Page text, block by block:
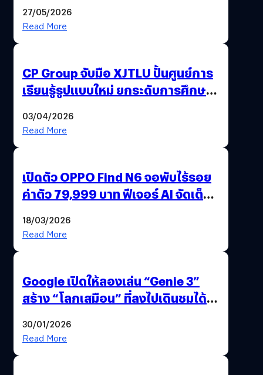
27/05/2026
Read More
CP Group จับมือ XJTLU ปั้นศูนย์การ
เรียนรู้รูปแบบใหม่ ยกระดับการศึกษา
03/04/2026
Read More
เปิดตัว OPPO Find N6 จอพับไร้รอย
ค่าตัว 79,999 บาท ฟีเจอร์ AI จัดเต็ม
18/03/2026
Read More
Google เปิดให้ลองเล่น “Genie 3”
สร้าง “โลกเสมือน” ที่ลงไปเดินชมได้
30/01/2026
Read More